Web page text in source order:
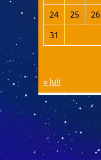
24
25 26
31
« Juli